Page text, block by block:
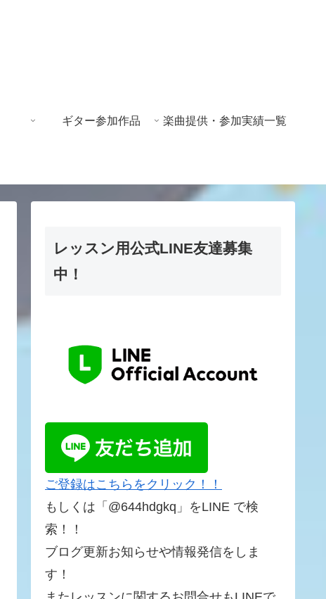
ギター参加作品 楽曲提供・参加実績一覧
レッスン用公式LINE友達募集
中！
ご登録はこちらをクリック！！
もしくは「@644hdgkq」をLINE で検
索！！
ブログ更新お知らせや情報発信をしま
す！